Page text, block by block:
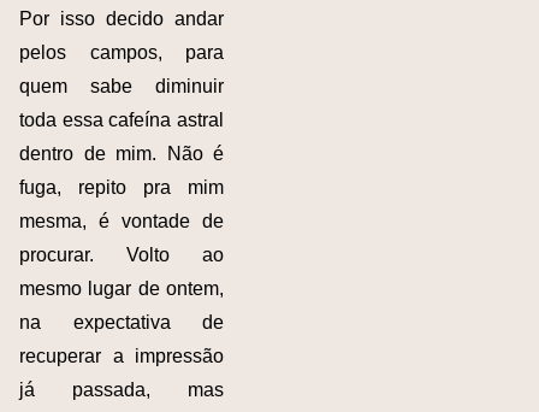
Por isso decido andar
pelos campos, para
quem sabe diminuir
toda essa cafeína astral
dentro de mim. Não é
fuga, repito pra mim
mesma, é vontade de
procurar. Volto ao
mesmo lugar de ontem,
na expectativa de
recuperar a impressão
já passada, mas